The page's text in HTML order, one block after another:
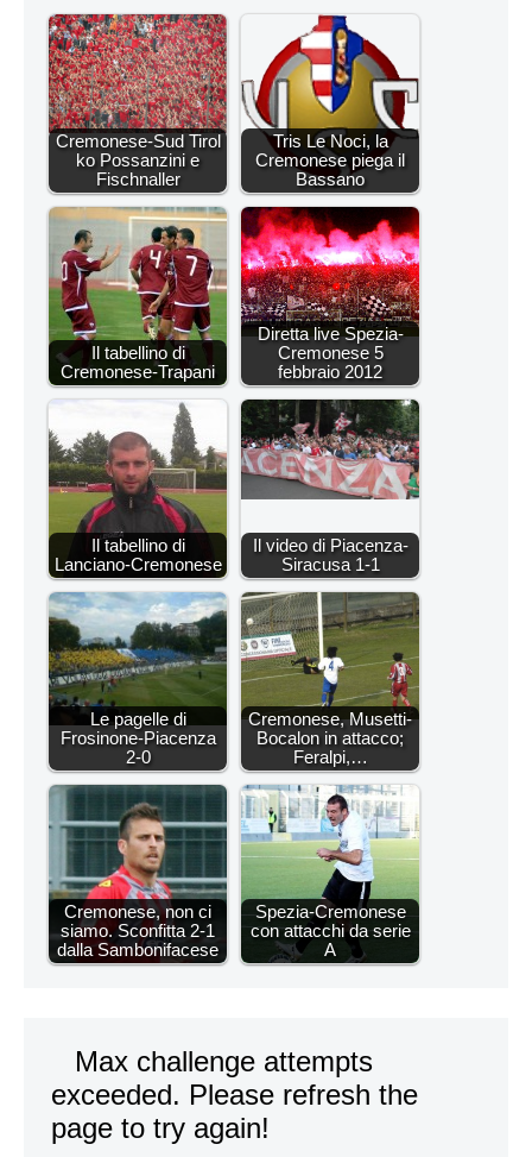
Cremonese-Sud Tirol
ko Possanzini e
Fischnaller
Tris Le Noci, la
Cremonese piega il
Bassano
Il tabellino di
Cremonese-Trapani
Diretta live Spezia-
Cremonese 5
febbraio 2012
Il tabellino di
Lanciano-Cremonese
Il video di Piacenza-
Siracusa 1-1
Le pagelle di
Frosinone-Piacenza
2-0
Cremonese, Musetti-
Bocalon in attacco;
Feralpi,…
Cremonese, non ci
siamo. Sconfitta 2-1
dalla Sambonifacese
Spezia-Cremonese
con attacchi da serie
A